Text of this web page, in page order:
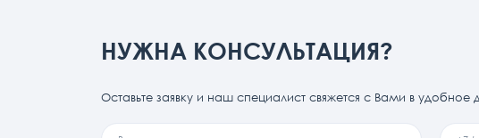
НУЖНА КОНСУЛЬТАЦИЯ?
Оставьте заявку и наш специалист свяжется с Вами в удобное